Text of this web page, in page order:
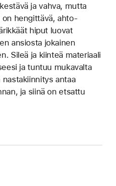
ja vahva, mutta
on hengittävä, ahto­­
hiput luovat
ansiosta jokainen
Sileä ja kiinteä materiaali
ja tuntuu mukavalta
antaa
ja siinä on etsattu